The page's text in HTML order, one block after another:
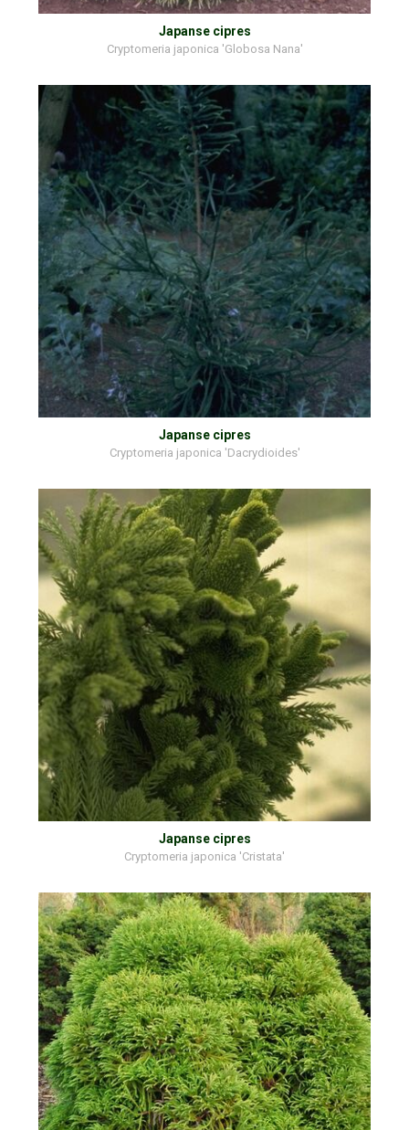
Japanse cipres
Cryptomeria japonica 'Globosa Nana'
Japanse cipres
Cryptomeria japonica 'Dacrydioides'
Japanse cipres
Cryptomeria japonica 'Cristata'